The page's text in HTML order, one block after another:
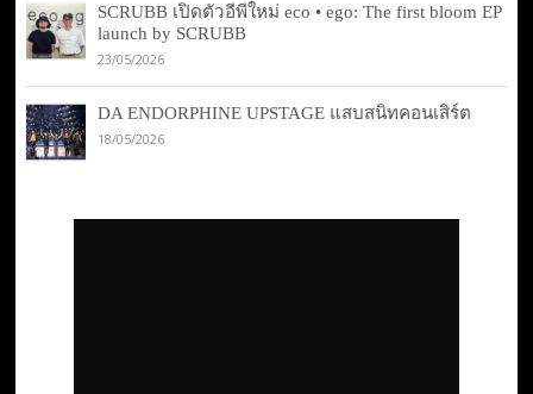
SCRUBB เปิดตัวอีพีใหม่ eco • ego: The first bloom EP
launch by SCRUBB
23/05/2026
DA ENDORPHINE UPSTAGE แสบสนิทคอนเสิร์ต
18/05/2026